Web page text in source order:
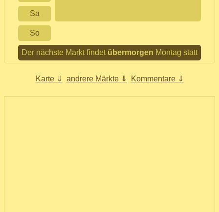
Sa
So
Der nächste Markt findet übermorgen Montag statt
Karte ⇓ andrere Märkte ⇓ Kommentare ⇓